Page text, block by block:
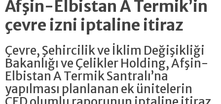
Afşin-Elbistan A Termik’in
çevre izni iptaline itiraz
Çevre, Şehircilik ve İklim Değişikliği
Bakanlığı ve Çelikler Holding, Afşin-
Elbistan A Termik Santralı’na
yapılması planlanan ek ünitelerin